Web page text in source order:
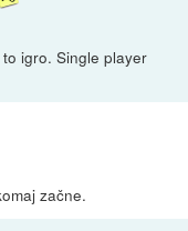
igro. Single player
začne.